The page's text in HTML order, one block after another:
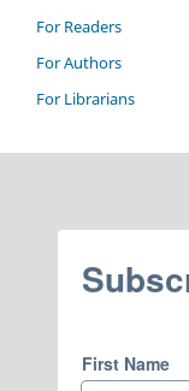
For Readers
For Authors
For Librarians